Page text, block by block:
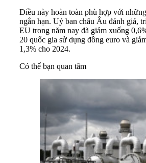
Điều này hoàn toàn phù hợp với
ngắn hạn. Uỷ ban châu Âu đánh giá,
EU trong năm nay đã giảm xuống
20 quốc gia sử dụng đồng euro và
1,3% cho 2024.
Có thể bạn quan tâm